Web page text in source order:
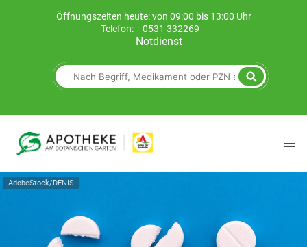
Öffnungszeiten heute: von 09:00 bis 13:00 Uhr
Telefon:
0531 332269
Notdienst
AdobeStock/DENIS